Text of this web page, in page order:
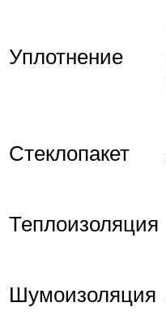
Уплотнение
Стеклопакет
Теплоизоляция
Шумоизоляция